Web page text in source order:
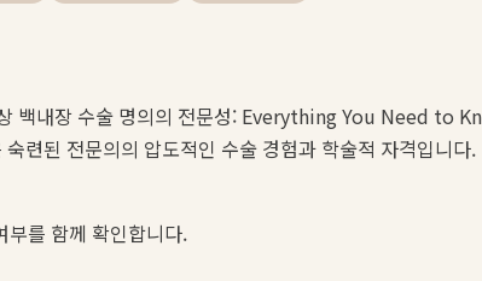
백내장 수술 명의의 전문성: Everything You Need to
련된 전문의의 압도적인 수술 경험과 학술적 자격입니다.
부를 함께 확인합니다.